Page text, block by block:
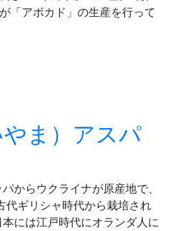
「アボカド」の生産を行って
やま）アスパ
からウクライナが原産地で、
代ギリシャ時代から栽培され
には江戸時代にオランダ人に